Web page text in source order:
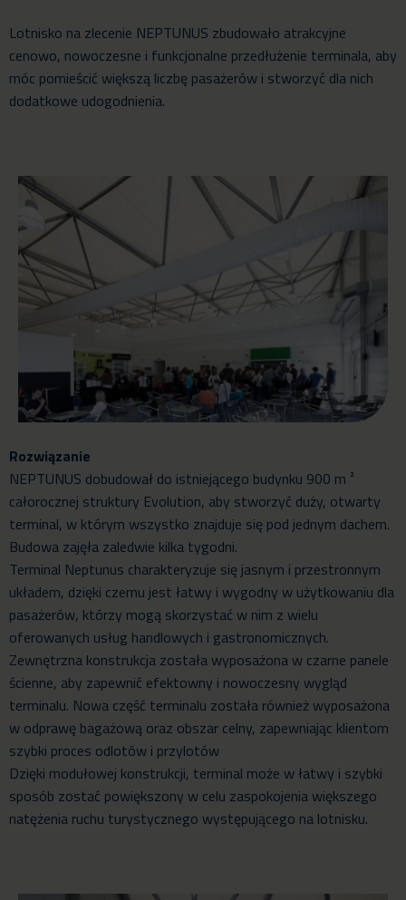
Lotnisko na zlecenie NEPTUNUS zbudowało atrakcyjne
cenowo, nowoczesne i funkcjonalne przedłużenie terminala, aby
móc pomieścić większą liczbę pasażerów i stworzyć dla nich
dodatkowe udogodnienia.
Rozwiązanie
NEPTUNUS dobudował do istniejącego budynku 900 m ²
całorocznej struktury Evolution, aby stworzyć duży, otwarty
terminal, w którym wszystko znajduje się pod jednym dachem.
Budowa zajęła zaledwie kilka tygodni.
Terminal Neptunus charakteryzuje się jasnym i przestronnym
układem, dzięki czemu jest łatwy i wygodny w użytkowaniu dla
pasażerów, którzy mogą skorzystać w nim z wielu
oferowanych usług handlowych i gastronomicznych.
Zewnętrzna konstrukcja została wyposażona w czarne panele
ścienne, aby zapewnić efektowny i nowoczesny wygląd
terminalu. Nowa część terminalu została również wyposażona
w odprawę bagażową oraz obszar celny, zapewniając klientom
szybki proces odlotów i przylotów
Dzięki modułowej konstrukcji, terminal może w łatwy i szybki
sposób zostać powiększony w celu zaspokojenia większego
natężenia ruchu turystycznego występującego na lotnisku.